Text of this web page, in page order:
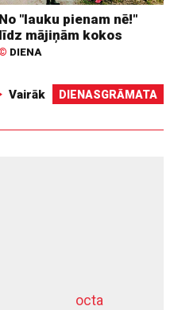
No "lauku pienam nē!"
līdz mājiņām kokos
© DIENA
Vairāk DIENASGRĀMATA
octa
dziļurbums